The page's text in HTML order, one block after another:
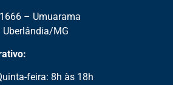
– Umuarama
Uberlândia/MG
feira: 8h às 18h